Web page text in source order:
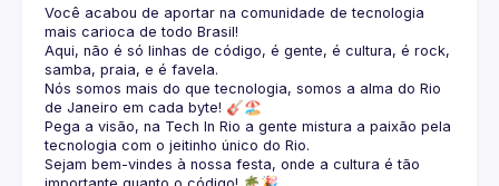
Você acabou de aportar na comunidade de tecnologia
Aqui, não é só linhas de código, é gente, é cultura, é rock,
Nós somos mais do que tecnologia, somos a alma do Rio
Pega a visão, na Tech In Rio a gente mistura a paixão pela
Sejam bem-vindes à nossa festa, onde a cultura é tão